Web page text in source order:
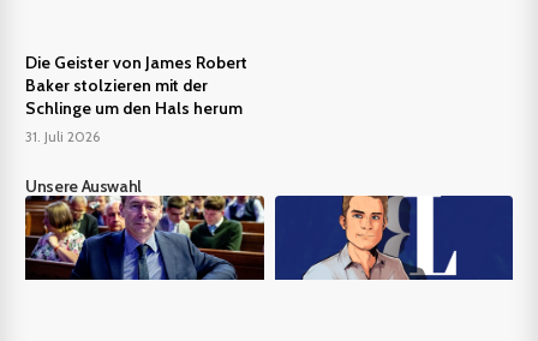
Die Geister von James Robert
Baker stolzieren mit der
Schlinge um den Hals herum
31. Juli 2026
Unsere Auswahl